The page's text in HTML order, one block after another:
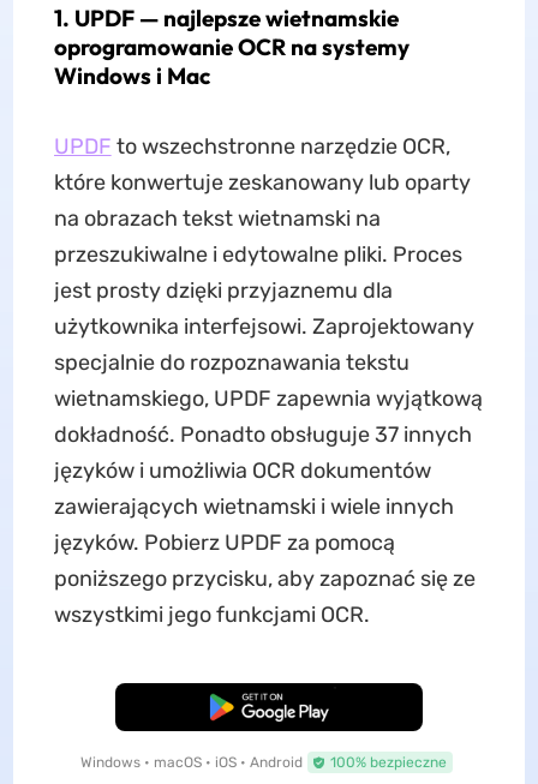
1. UPDF — najlepsze wietnamskie
oprogramowanie OCR na systemy
Windows i Mac
UPDF to wszechstronne narzędzie OCR,
które konwertuje zeskanowany lub oparty
na obrazach tekst wietnamski na
przeszukiwalne i edytowalne pliki. Proces
jest prosty dzięki przyjaznemu dla
użytkownika interfejsowi. Zaprojektowany
specjalnie do rozpoznawania tekstu
wietnamskiego, UPDF zapewnia wyjątkową
dokładność. Ponadto obsługuje 37 innych
języków i umożliwia OCR dokumentów
zawierających wietnamski i wiele innych
języków. Pobierz UPDF za pomocą
poniższego przycisku, aby zapoznać się ze
wszystkimi jego funkcjami OCR.
Pobierz za darmo
Windows • macOS • iOS • Android 100% bezpieczne